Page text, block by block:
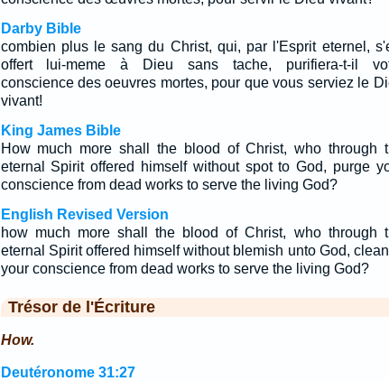
Darby Bible
combien plus le sang du Christ, qui, par l'Esprit eternel,
offert lui-meme à Dieu sans tache, purifiera-t-il
conscience des oeuvres mortes, pour que vous serviez le
vivant!
King James Bible
How much more shall the blood of Christ, who through
eternal Spirit offered himself without spot to God, purge
conscience from dead works to serve the living God?
English Revised Version
how much more shall the blood of Christ, who through
eternal Spirit offered himself without blemish unto God,
your conscience from dead works to serve the living God?
Trésor de l'Écriture
How.
Deutéronome 31:27